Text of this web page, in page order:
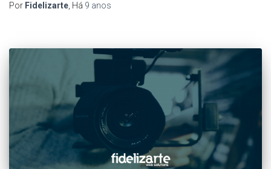
Por Fidelizarte , Há 9 anos